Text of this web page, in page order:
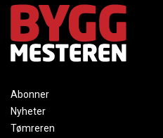
Abonner
Nyheter
Tømreren